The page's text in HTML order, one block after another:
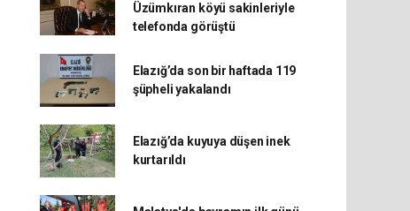
Üzümkıran köyü sakinleriyle
telefonda görüştü
Elazığ’da son bir haftada 119
şüpheli yakalandı
Elazığ’da kuyuya düşen inek
kurtarıldı